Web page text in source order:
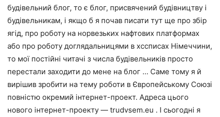
будівельний блог, то є блог, присвячений будівництву і
будівельникам, і якщо б я почав писати тут ще про збір
ягід, про роботу на норвезьких нафтових платформах
або про роботу доглядальницями в хссписах Німеччини,
то мої постійні читачі з числа будівельників просто
перестали заходити до мене на блог … Саме тому я й
вирішив зробити на тему роботи в Європейському Союзі
повністю окремий інтернет-проект. Адреса цього
нового інтернет-проекту — trudvsem.eu . І сьогодні я